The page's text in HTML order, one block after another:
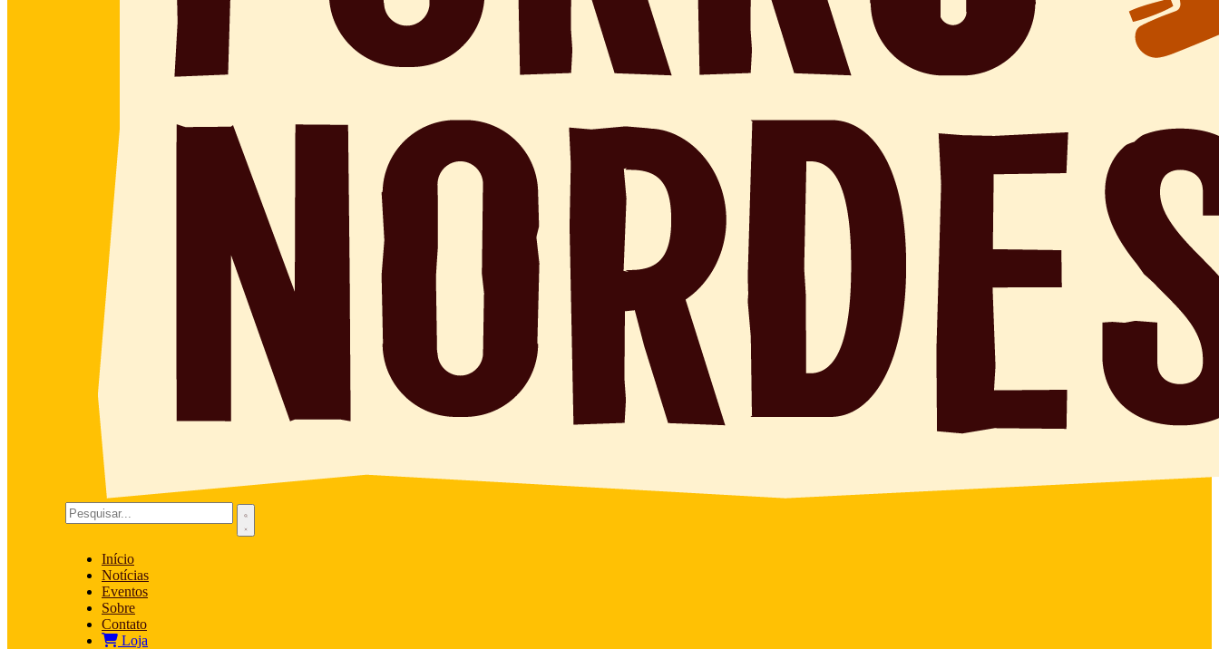
Início
Notícias
Eventos
Sobre
Contato
Loja